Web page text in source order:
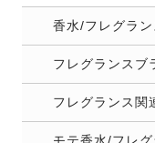
香水/フレグラ
フレグランスブ
フレグランス関
モテ香水/フレグ